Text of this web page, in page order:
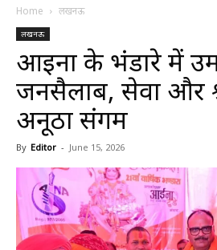
Home लखनऊ
लखनऊ
आईना के भंडारे में
जनसैलाब, सेवा और
अनूठा संगम
By Editor - June 15, 2026